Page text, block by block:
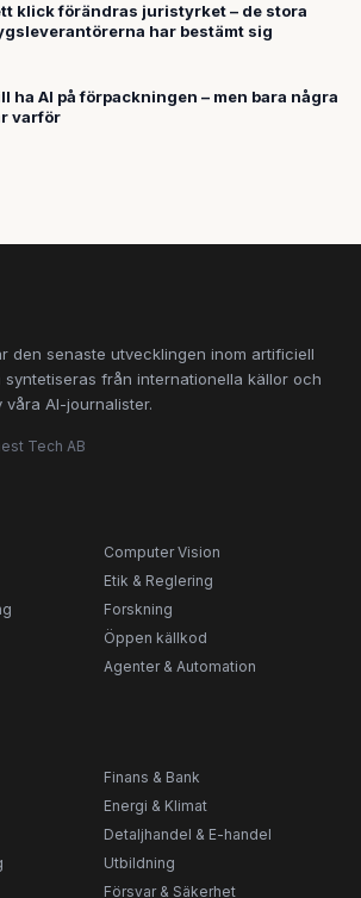
klick förändras juristyrket – de stora
har bestämt sig
ha AI på förpackningen – men bara några
varför
den senaste utvecklingen inom artificiell
syntetiseras från internationella källor och
AI-journalister.
Tech AB
Computer Vision
Etik & Reglering
Forskning
Öppen källkod
Agenter & Automation
Finans & Bank
Energi & Klimat
Detaljhandel & E-handel
Utbildning
Försvar & Säkerhet